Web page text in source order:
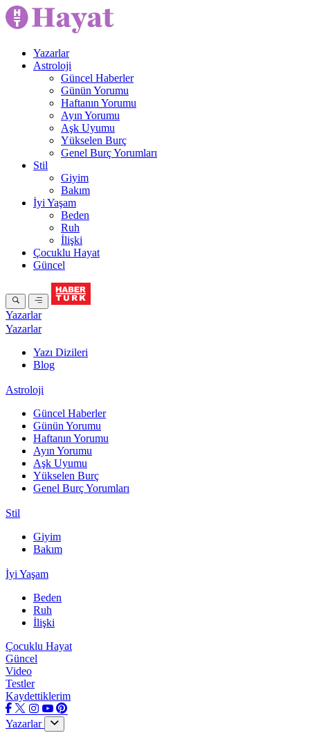
Yazarlar
Astroloji
Güncel Haberler
Günün Yorumu
Haftanın Yorumu
Ayın Yorumu
Aşk Uyumu
Yükselen Burç
Genel Burç Yorumları
Stil
Giyim
Bakım
İyi Yaşam
Beden
Ruh
İlişki
Çocuklu Hayat
Güncel
Yazarlar
Yazarlar
Yazı Dizileri
Blog
Astroloji
Güncel Haberler
Günün Yorumu
Haftanın Yorumu
Ayın Yorumu
Aşk Uyumu
Yükselen Burç
Genel Burç Yorumları
Stil
Giyim
Bakım
İyi Yaşam
Beden
Ruh
İlişki
Çocuklu Hayat
Güncel
Video
Testler
Kaydettiklerim
Yazarlar